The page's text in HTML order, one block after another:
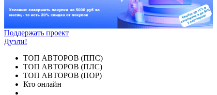
Поддержать проект
Дуэли!
ТОП АВТОРОВ (ППС)
ТОП АВТОРОВ (ПЛС)
ТОП АВТОРОВ (ПОР)
Кто онлайн